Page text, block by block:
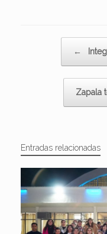
←
Zapala
Entradas relacionadas